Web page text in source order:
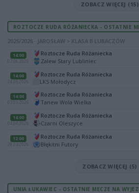
ZOBACZ WIĘCEJ (15)
ROZTOCZE RUDA RÓŻANIECKA - OSTATNIE
2025/2026 · JAROSŁAW > KLASA B LUBACZÓW
14:00
07.06.2026
Roztocze Ruda Różaniecka
Zalew Stary Lubliniec
14:00
24.05.2026
Roztocze Ruda Różaniecka
LKS Mołodycz
14:00
03.05.2026
Roztocze Ruda Różaniecka
Tanew Wola Wielka
14:00
04.04.2026
Roztocze Ruda Różaniecka
Czarni Oleszyce
12:00
29.03.2026
Roztocze Ruda Różaniecka
Błękitni Futory
ZOBACZ WIĘCEJ (5)
UNIA ŁUKAWIEC - OSTATNIE MECZE NA